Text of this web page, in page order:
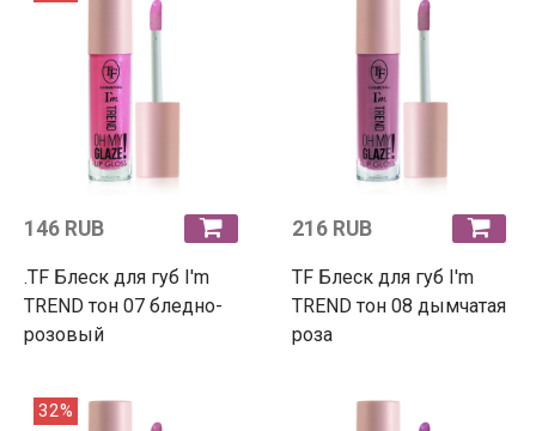
146 RUB
.TF Блеск для губ I'm
TREND тон 07 бледно-
розовый
216 RUB
TF Блеск для губ I'm
TREND тон 08 дымчатая
роза
32%